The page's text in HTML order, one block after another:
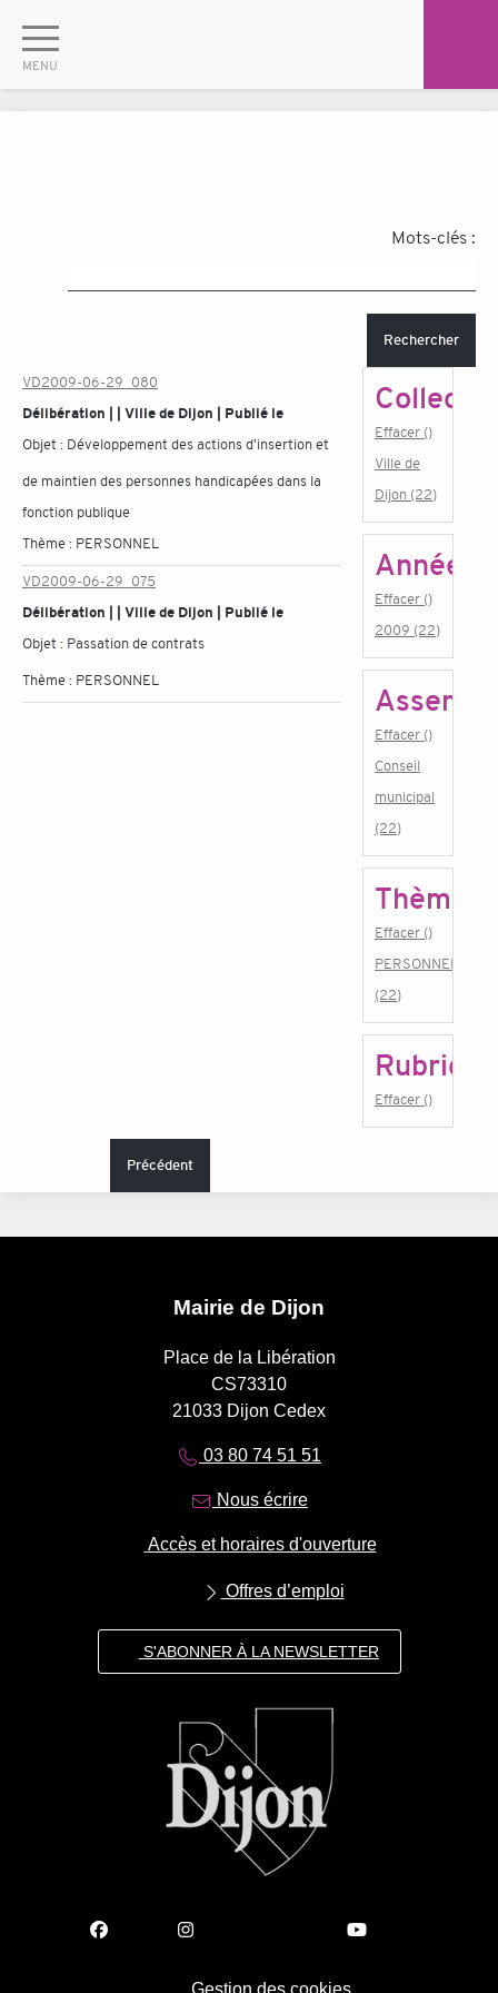
Mots-clés :
Rechercher
VD2009-06-29_080
Délibération | | Ville de Dijon | Publié le
Objet : Développement des actions d'insertion et
de maintien des personnes handicapées dans la
fonction publique
Thème : PERSONNEL
VD2009-06-29_075
Délibération | | Ville de Dijon | Publié le
Objet : Passation de contrats
Thème : PERSONNEL
Effacer ()
Ville de
Dijon (22)
Année
Effacer ()
2009 (22)
Effacer ()
Conseil
municipal
(22)
Thème
Effacer ()
PERSONNEL
(22)
Rubrique
Effacer ()
Précédent
Mairie de Dijon
Place de la Libération
CS73310
21033 Dijon Cedex
03 80 74 51 51
Nous écrire
Accès et horaires d'ouverture
Offres d’emploi
S'ABONNER À LA NEWSLETTER
Gestion des cookies